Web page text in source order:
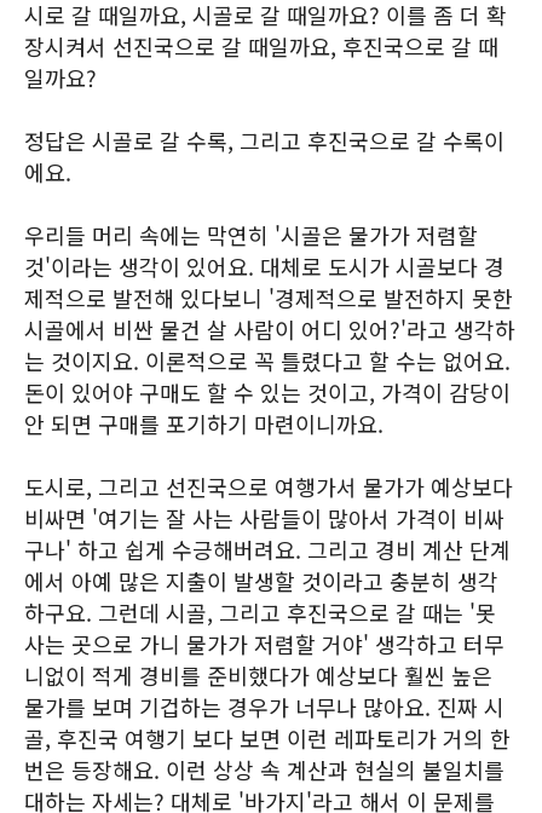
시로 갈 때일까요, 시골로 갈 때일까요? 이를 좀 더 확
장시켜서 선진국으로 갈 때일까요, 후진국으로 갈 때
일까요?
정답은 시골로 갈 수록, 그리고 후진국으로 갈 수록이
에요.
우리들 머리 속에는 막연히 '시골은 물가가 저렴할
것'이라는 생각이 있어요. 대체로 도시가 시골보다 경
제적으로 발전해 있다보니 '경제적으로 발전하지 못한
시골에서 비싼 물건 살 사람이 어디 있어?'라고 생각하
는 것이지요. 이론적으로 꼭 틀렸다고 할 수는 없어요.
돈이 있어야 구매도 할 수 있는 것이고, 가격이 감당이
안 되면 구매를 포기하기 마련이니까요.
도시로, 그리고 선진국으로 여행가서 물가가 예상보다
비싸면 '여기는 잘 사는 사람들이 많아서 가격이 비싸
구나' 하고 쉽게 수긍해버려요. 그리고 경비 계산 단계
에서 아예 많은 지출이 발생할 것이라고 충분히 생각
하구요. 그런데 시골, 그리고 후진국으로 갈 때는 '못
사는 곳으로 가니 물가가 저렴할 거야' 생각하고 터무
니없이 적게 경비를 준비했다가 예상보다 훨씬 높은
물가를 보며 기겁하는 경우가 너무나 많아요. 진짜 시
골, 후진국 여행기 보다 보면 이런 레파토리가 거의 한
번은 등장해요. 이런 상상 속 계산과 현실의 불일치를
대하는 자세는? 대체로 '바가지'라고 해서 이 문제를